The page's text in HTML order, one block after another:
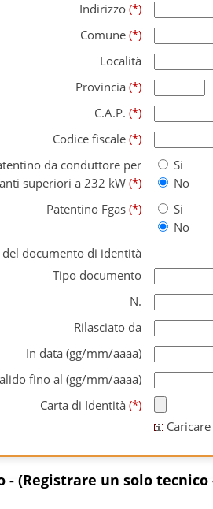
Indirizzo(*)
Comune(*)
Località
Provincia(*)
C.A.P.(*)
Codice fiscale(*)
da conduttore per
superiori a 232 kW(*)
Si
No
Patentino Fgas(*)
Si
No
del documento di identità
Tipo documento
N.
Rilasciato da
In data (gg/mm/aaaa)
fino al (gg/mm/aaaa)
Carta di Identità(*)
- (Registrare un solo